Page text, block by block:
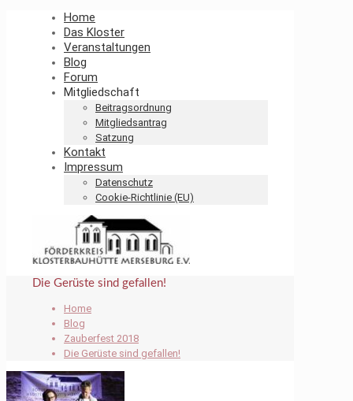
Home
Das Kloster
Veranstaltungen
Blog
Forum
Mitgliedschaft
Beitragsordnung
Mitgliedsantrag
Satzung
Kontakt
Impressum
Datenschutz
Cookie-Richtlinie (EU)
Die Gerüste sind gefallen!
Home
Blog
Zauberfest 2018
Die Gerüste sind gefallen!